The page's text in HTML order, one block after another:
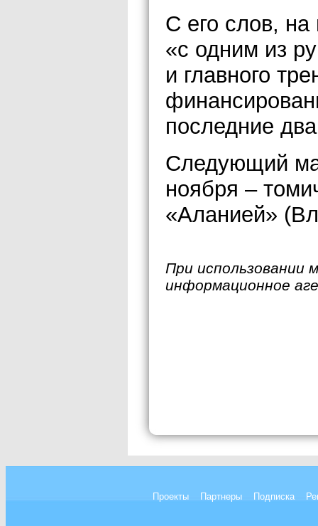
С его слов,
«с одним из
и главного
последние
Следующий
ноября –
«Аланией»
При использовании
информационное
Проекты Партнеры Подписка